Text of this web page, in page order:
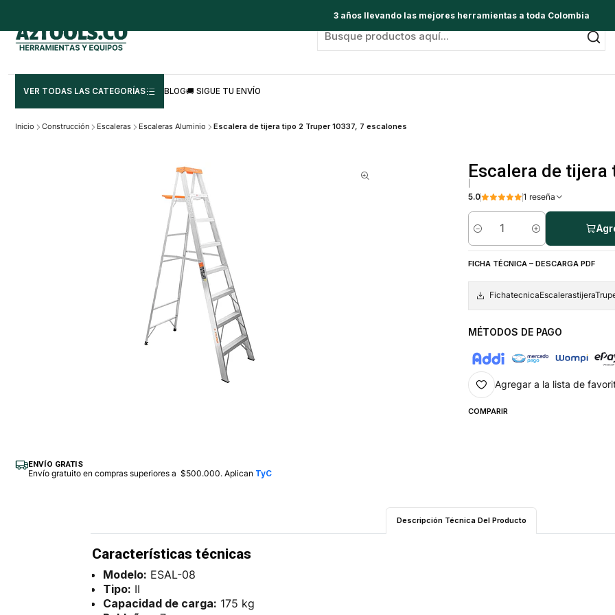
VER TODAS LAS CATEGORÍAS BLOG🚚 SIGUE TU ENVÍO
3 años llevando las mejores herramientas a toda Colombia
Inicio Construcción Escaleras Escaleras Aluminio Escalera de tijera tipo 2 Truper 10337, 7 escalones
Escalera de tijera
5.0
1 reseña
Cantidad
FICHA TÉCNICA – DESCARGA PDF
MÉTODOS DE PAGO
Agregar a la lista de
COMPARIR
ENVÍO GRATIS
Envío gratuito en compras superiores a $500.000. Aplican TyC
Descripción Técnica Del Producto
Características técnicas
Modelo: ESAL-08
Tipo: II
Capacidad de carga: 175 kg